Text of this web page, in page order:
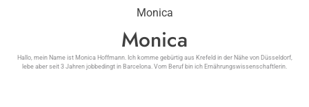
Monica
Monica
Hallo, mein Name ist Monica Hoffmann. Ich komme gebürtig aus Krefeld in der Nähe von Düsseldorf,
lebe aber seit 3 Jahren jobbedingt in Barcelona. Vom Beruf bin ich Ernährungswissenschaftlerin.